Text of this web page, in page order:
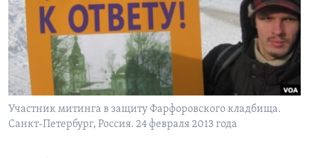
Learning English
СОЦИАЛЬНЫЕ СЕТИ
Языки
Участник митинга в защиту Фарфоровского кладбища.
Санкт-Петербург, Россия. 24 февраля 2013 года